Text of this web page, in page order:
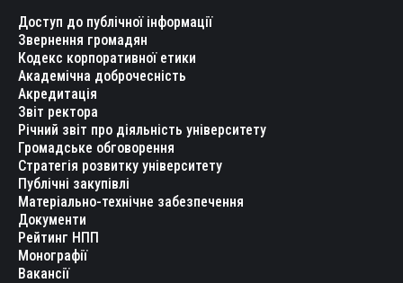
Доступ до публічної інформації
Звернення громадян
Кодекс корпоративної етики
Академічна доброчесність
Акредитація
Звіт ректора
Річний звіт про діяльність університету
Громадське обговорення
Стратегія розвитку університету
Публічні закупівлі
Матеріально-технічне забезпечення
Документи
Рейтинг НПП
Монографії
Вакансії